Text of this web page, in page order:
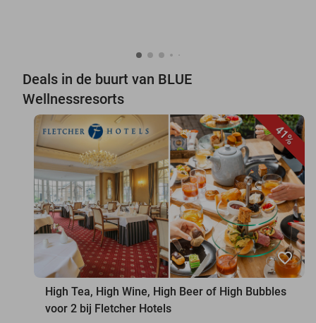
Deals in de buurt van BLUE
Wellnessresorts
41%
favorite_border
High Tea, High Wine, High Beer of High Bubbles
voor 2 bij Fletcher Hotels